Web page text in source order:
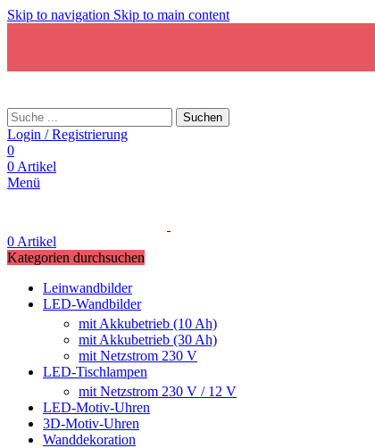
Skip to navigation Skip to main content
Suchen
Login / Registrierung
0
0 Artikel
Menü
0 Artikel
Kategorien durchsuchen
Leinwandbilder
LED-Wandbilder
mit Akkubetrieb (10 Ah)
mit Akkubetrieb (30 Ah)
mit Netzstrom 230 V
LED-Tischlampen
mit Netzstrom 230 V / 12 V
LED-Motiv-Uhren
3D-Motiv-Uhren
Wanddekoration